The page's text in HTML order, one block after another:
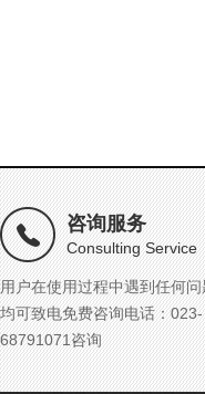
咨询服务
Consulting Service
用户在使用过程中遇到任何问
均可致电免费咨询电话：023-
68791071咨询